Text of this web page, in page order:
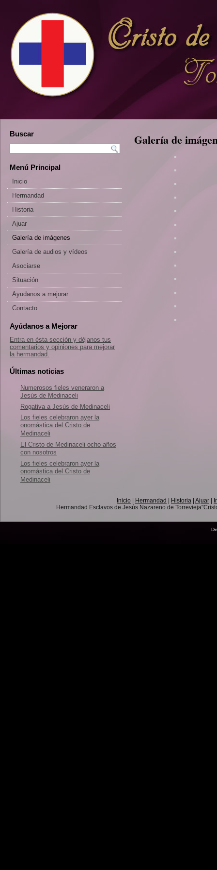
Buscar
Menú Principal
Inicio
Hermandad
Historia
Ajuar
Galería de imágenes
Galería de audios y vídeos
Asociarse
Situación
Ayudanos a mejorar
Contacto
Ayúdanos a Mejorar
Entra en ésta sección y déjanos tus
comentarios y opiniones para mejorar
la hermandad.
Últimas noticias
Numerosos fieles veneraron a
Jesús de Medinaceli
Rogativa a Jesús de Medinaceli
Los fieles celebraron ayer la
onomástica del Cristo de
Medinaceli
El Cristo de Medinaceli ocho años
con nosotros
Los fieles celebraron ayer la
onomástica del Cristo de
Medinaceli
Galería de
Inicio Hermandad Historia Ajuar
Hermandad Esclavos de Jesús Nazareno de